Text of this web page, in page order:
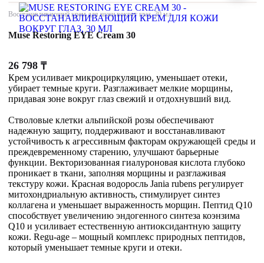
Восстанавливающий крем для кожи вокруг глаз, 30 мл
Muse Restoring EYE Cream 30
26 798 ₸
Крем усиливает микроциркуляцию, уменьшает отеки,
убирает темные круги. Разглаживает мелкие морщины,
придавая зоне вокруг глаз свежий и отдохнувший вид.
Стволовые клетки альпийской розы обеспечивают
надежную защиту, поддерживают и восстанавливают
устойчивость к агрессивным факторам окружающей среды и
преждевременному старению, улучшают барьерные
функции. Векторизованная гиалуроновая кислота глубоко
проникает в ткани, заполняя морщины и разглаживая
текстуру кожи. Красная водоросль Jania rubens регулирует
митохондриальную активность, стимулирует синтез
коллагена и уменьшает выраженность морщин. Пептид Q10
способствует увеличению эндогенного синтеза коэнзима
Q10 и усиливает естественную антиоксидантную защиту
кожи. Regu-age – мощный комплекс природных пептидов,
который уменьшает темные круги и отеки.